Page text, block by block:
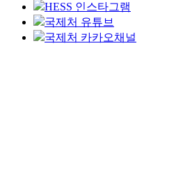
HESS 인스타그램
국제처 유튜브
국제처 카카오채널